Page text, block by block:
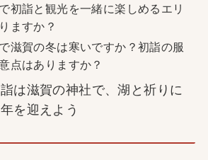
初詣と観光を一緒に楽しめるエリ
ますか？
滋賀の冬は寒いですか？初詣の服
点はありますか？
は滋賀の神社で、湖と祈りに
を迎えよう